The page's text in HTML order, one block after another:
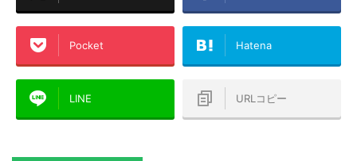
Pocket Hatena
LINE URLコピー